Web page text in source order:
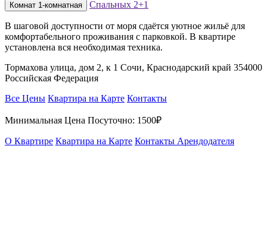
Комнат 1-комнатная Спальных 2+1
В шаговой доступности от моря сдаётся уютное жильё для
комфортабельного проживания с парковкой. В квартире
установлена вся необходимая техника.
Тормахова улица, дом 2, к 1 Сочи, Краснодарский край 354000
Российская Федерация
Все Цены Квартира на Карте Контакты
Минимальная Цена Посуточно: 1500₽
О Квартире Квартира на Карте Контакты Арендодателя